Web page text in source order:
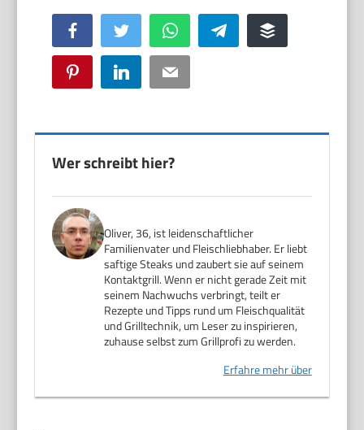
Facebook Twitter WhatsApp Telegram Buffer
Pinterest LinkedIn Email
Wer schreibt hier?
Oliver, 36, ist leidenschaftlicher
Familienvater und Fleischliebhaber. Er liebt
saftige Steaks und zaubert sie auf seinem
Kontaktgrill. Wenn er nicht gerade Zeit mit
seinem Nachwuchs verbringt, teilt er
Rezepte und Tipps rund um Fleischqualität
und Grilltechnik, um Leser zu inspirieren,
zuhause selbst zum Grillprofi zu werden.
Erfahre mehr über